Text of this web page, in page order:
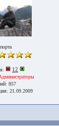
12
857
21.09.2009